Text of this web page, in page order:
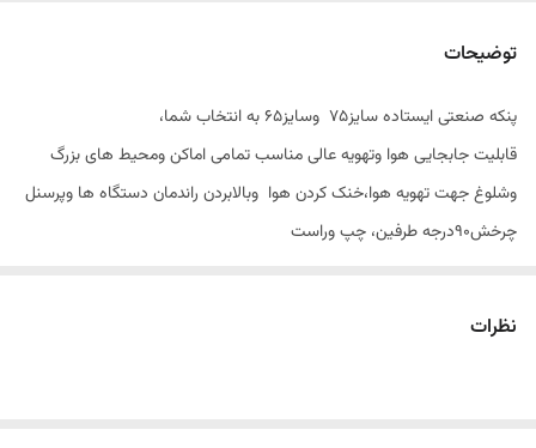
توضیحات
پنکه صنعتی ایستاده سایز۷۵ وسایز۶۵ به انتخاب شما،
قابلیت جابجایی هوا وتهویه عالی مناسب تمامی اماکن ومحیط های بزرگ
وشلوغ جهت تهویه هوا،خنک کردن هوا وبالابردن راندمان دستگاه ها وپرسنل
چرخش۹۰درجه طرفین، چپ وراست
نظرات